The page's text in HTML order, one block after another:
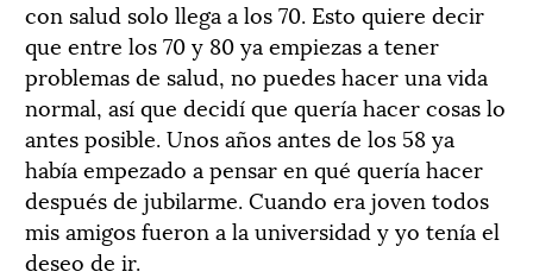
con salud solo llega a los 70. Esto quiere decir
que entre los 70 y 80 ya empiezas a tener
problemas de salud, no puedes hacer una vida
normal, así que decidí que quería hacer cosas lo
antes posible. Unos años antes de los 58 ya
había empezado a pensar en qué quería hacer
después de jubilarme. Cuando era joven todos
mis amigos fueron a la universidad y yo tenía el
deseo de ir.